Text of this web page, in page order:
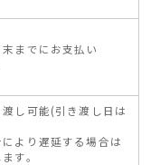
までにお支払い
し可能(引き渡し日は
より遅延する場合は
す。